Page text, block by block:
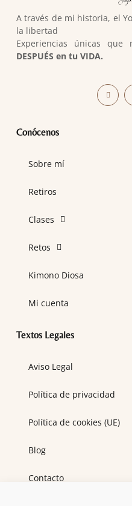
A través de mi historia, el
la libertad
Experiencias únicas que
DESPUÉS en tu VIDA.
Conócenos
Sobre mí
Retiros
Clases
Retos
Kimono Diosa
Mi cuenta
Textos Legales
Aviso Legal
Política de privacidad
Política de cookies (UE)
Blog
Contacto